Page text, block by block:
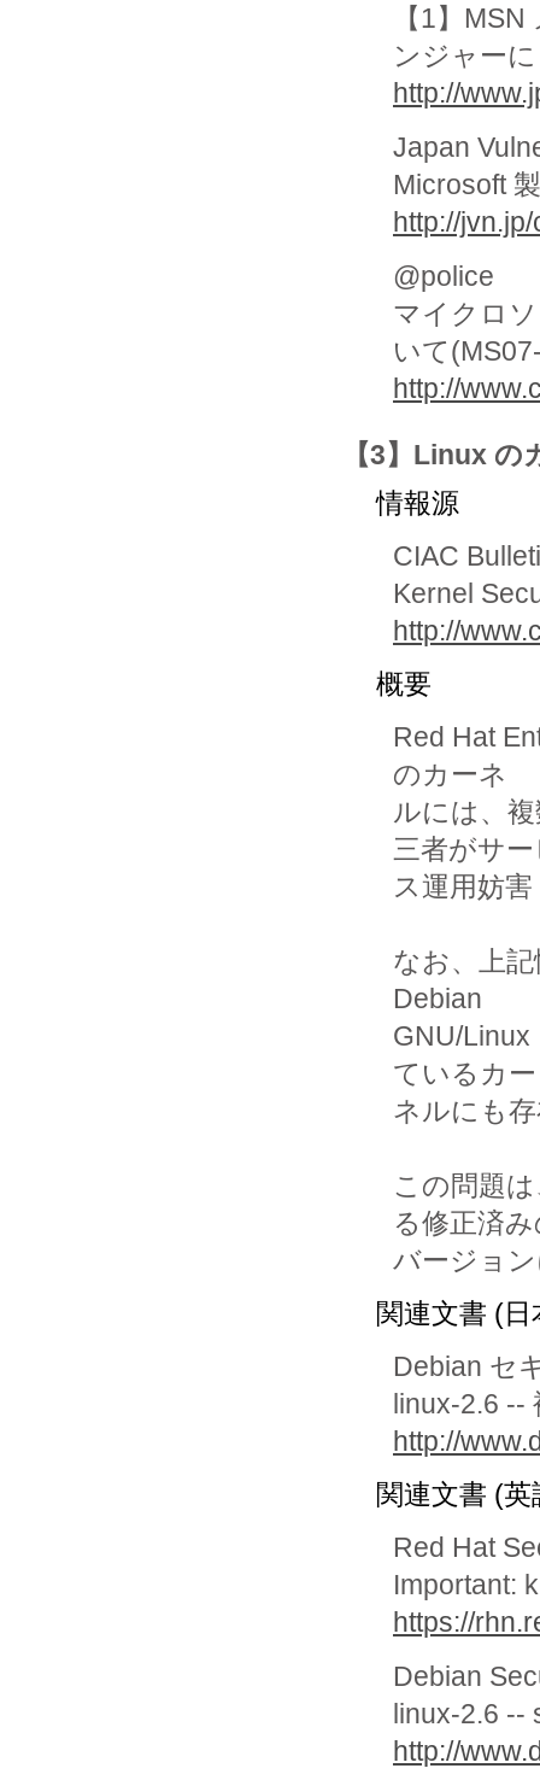
【1】
ンジャー
http://
Japan
Microsoft
http://
@police
マイクロ
いて
http://
【3】Linux の
情報源
CIAC
Kernel
http://
概要
Red Hat
のカーネ
ルには、
三者がサ
ス運用妨
なお、上
Debian
GNU/
ているカー
ネルにも
この問題
る修正済
バージョ
関連文書 (日
Debian セ
linux-2.6 --
http://
関連文書 (英
Red Hat
Important:
https://
Debian
linux-2.6 --
http://